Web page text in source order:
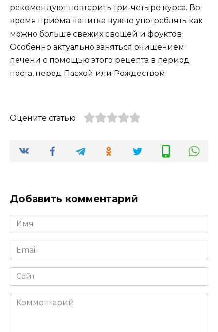
рекомендуют повторить три-четыре курса. Во
время приёма напитка нужно употреблять как
можно больше свежих овощей и фруктов.
Особенно актуально заняться очищением
печени с помощью этого рецепта в период
поста, перед Пасхой или Рождеством.
Оцените статью
Добавить комментарий
Имя
*
Email
*
Сайт
Комментарий